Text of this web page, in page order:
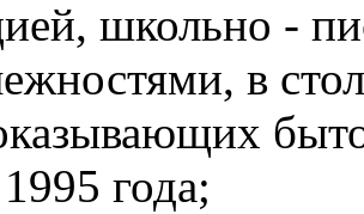
школьно -
в
года;